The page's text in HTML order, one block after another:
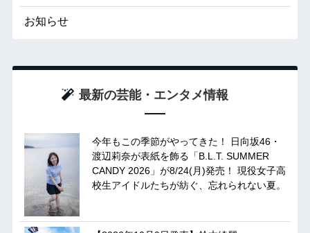
お知らせ
最新の芸能・エンタメ情報
今年もこの季節がやってきた！ 日向坂46・
渡辺莉奈が表紙を飾る「B.L.T. SUMMER
CANDY 2026」が8/24(月)発売！ 現役女子高
校生アイドルたちが紡ぐ、忘れられない夏。